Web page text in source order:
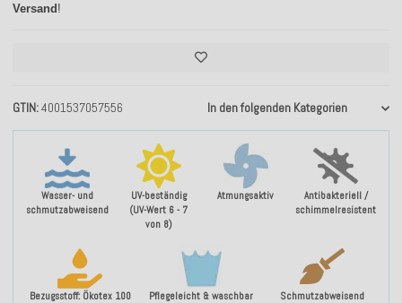
Wasser- und
schmutzabweisend
UV-beständig
(UV-Wert 6 - 7
von 8)
Atmungsaktiv
Antibakteriell /
schimmelresistent
Bezugsstoff: Ökotex 100 Pflegeleicht & waschbar Schmutzabweisend
GTIN 4001537057556 In den folgenden Kategorien
Versand!